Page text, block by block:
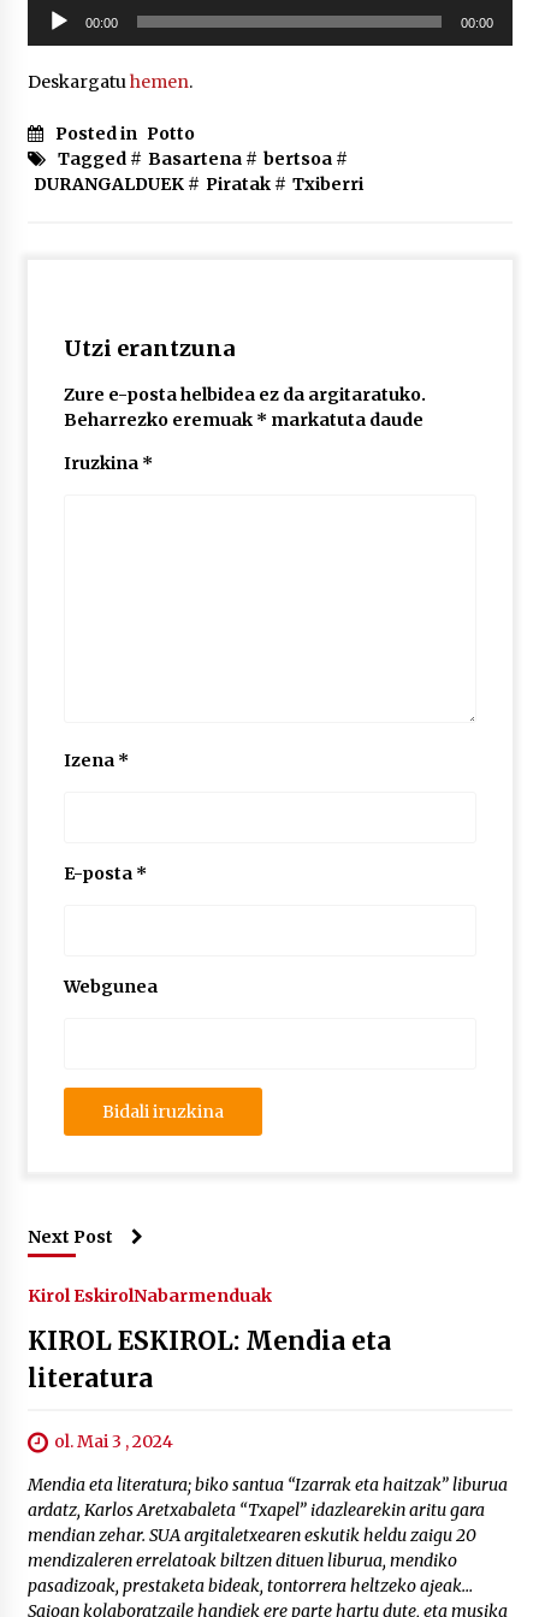
Tiga, Twisted Teens, Underscores, Habia
Soinu
erreproduzigailua
00:00 00:00
Deskargatuhemen.
Posted in Potto
Tagged # Basartena# bertsoa#
DURANGALDUEK# Piratak# Txiberri
Utzi erantzuna
Zure e-posta helbidea ez da argitaratuko.
Beharrezko eremuak * markatuta daude
Iruzkina *
Izena *
E-posta *
Webgunea
Next Post
Kirol EskirolNabarmenduak
KIROL ESKIROL: Mendia eta
literatura
ol. Mai 3 , 2024
Mendia eta literatura; biko santua “Izarrak eta haitzak” liburua
ardatz, Karlos Aretxabaleta “Txapel” idazlearekin aritu gara
mendian zehar. SUA argitaletxearen eskutik heldu zaigu 20
mendizaleren errelatoak biltzen dituen liburua, mendiko
pasadizoak, prestaketa bideak, tontorrera heltzeko ajeak…
Saioan kolaboratzaile handiek ere parte hartu dute, eta musika